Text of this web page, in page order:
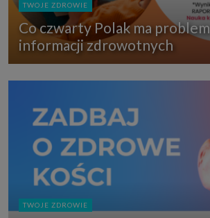
TWOJE ZDROWIE
Co czwarty Polak ma
informacji zdrowotnych
TWOJE ZDROWIE